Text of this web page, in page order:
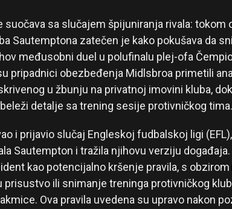
suočava sa slučajem špijuniranja rivala: tokom
Sautemptona zatečen je kako pokušava da
međusobni duel u polufinalu plej-ofa
pripadnici obezbeđenja Midlsbroa primetili
u žbunju na privatnoj imovini kluba,
detalje sa trening sesije protivničkog tima.
i prijavio slučaj Engleskoj fudbalskoj ligi
Sautempton i tražila njihovu verziju događaja.
kao potencijalno kršenje pravila, s obzirom
ili snimanje treninga protivničkog
Ova pravila uvedena su upravo nakon